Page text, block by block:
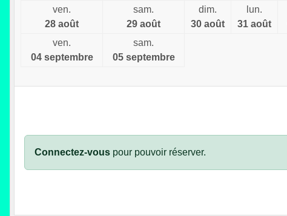
ven.
28 août
sam.
29 août
dim.
30 août
lun.
31 août
ven.
04 septembre
sam.
05 septembre
Connectez-vous pour pouvoir réserver.